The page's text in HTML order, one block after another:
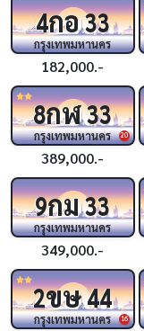
4กอ33
กรุงเทพมหานคร
182,000.-
20
8กฬ33
กรุงเทพมหานคร
389,000.-
9กม33
กรุงเทพมหานคร
349,000.-
16
2ขษ44
กรุงเทพมหานคร